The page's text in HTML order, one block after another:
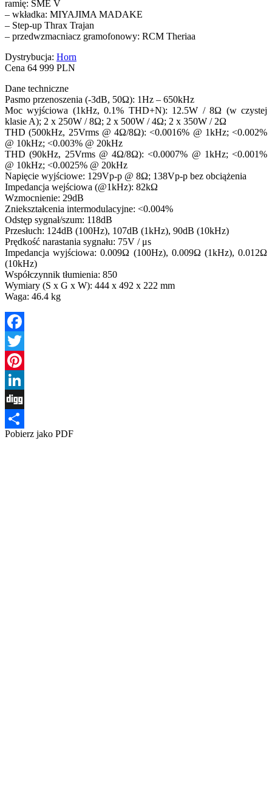
ramię: SME V
– wkładka: MIYAJIMA MADAKE
– Step-up Thrax Trajan
– przedwzmacniacz gramofonowy: RCM Theriaa
Dystrybucja: Horn
Cena 64 999 PLN
Dane techniczne
Pasmo przenoszenia (-3dB, 50Ω): 1Hz – 650kHz
Moc wyjściowa (1kHz, 0.1% THD+N): 12.5W / 8Ω (w czystej
klasie A); 2 x 250W / 8Ω; 2 x 500W / 4Ω; 2 x 350W / 2Ω
THD (500kHz, 25Vrms @ 4Ω/8Ω): <0.0016% @ 1kHz; <0.002%
@ 10kHz; <0.003% @ 20kHz
THD (90kHz, 25Vrms @ 4Ω/8Ω): <0.0007% @ 1kHz; <0.001%
@ 10kHz; <0.0025% @ 20kHz
Napięcie wyjściowe: 129Vp-p @ 8Ω; 138Vp-p bez obciążenia
Impedancja wejściowa (@1kHz): 82kΩ
Wzmocnienie: 29dB
Zniekształcenia intermodulacyjne: <0.004%
Odstęp sygnał/szum: 118dB
Przesłuch: 124dB (100Hz), 107dB (1kHz), 90dB (10kHz)
Prędkość narastania sygnału: 75V / μs
Impedancja wyjściowa: 0.009Ω (100Hz), 0.009Ω (1kHz), 0.012Ω
(10kHz)
Współczynnik tłumienia: 850
Wymiary (S x G x W): 444 x 492 x 222 mm
Waga: 46.4 kg
Facebook
Twitter
Pinterest
LinkedIn
Digg
Share
Pobierz jako PDF